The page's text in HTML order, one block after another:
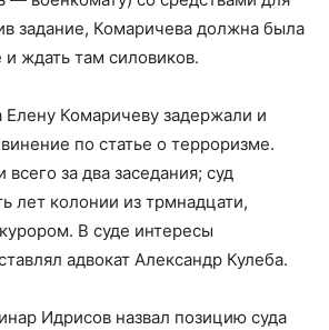
задание, Комаричева должна была
и ждать там силовиков.
Елену Комаричеву задержали и
по статье о терроризме.
за два заседания; суд
лет колонии из трмнадцати,
В суде интересы
адвокат Александр Кулеба.
Идрисов назвал позицию суда